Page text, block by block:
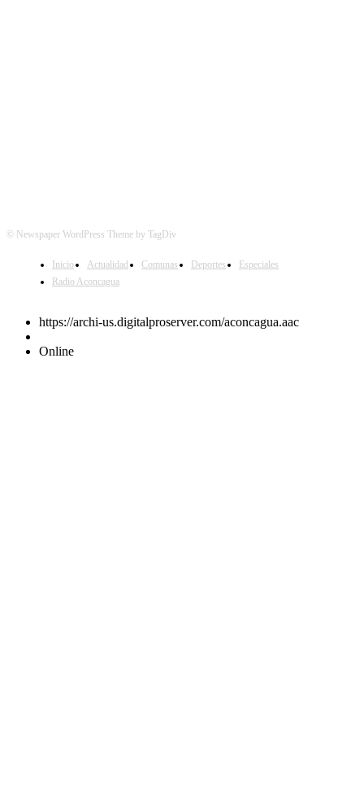
© Newspaper WordPress Theme by TagDiv
Inicio Actualidad Comunas Deportes
Especiales
Radio Aconcagua
https://archi-us.digitalproserver.com/aconcagua.aac
Online